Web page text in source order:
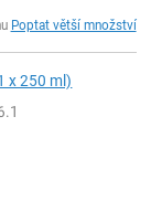
Poptat větší množství
x 250 ml)